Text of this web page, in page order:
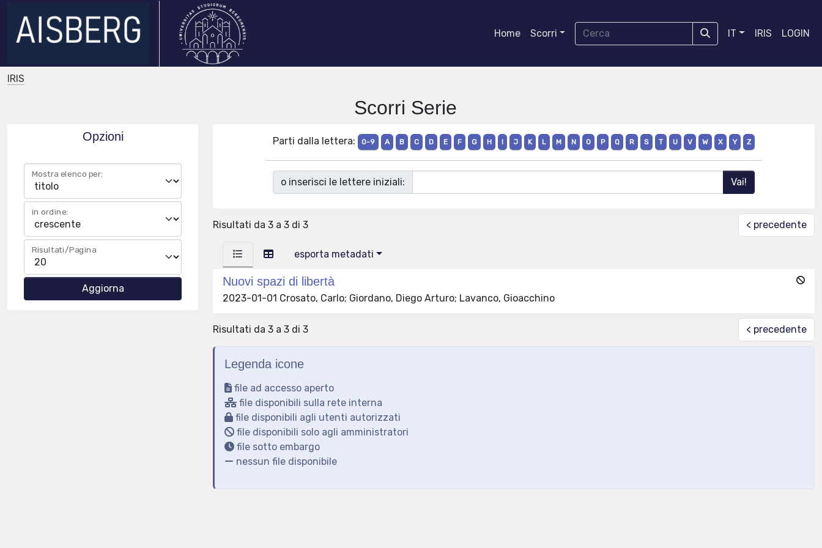
Home Scorri IT IRIS LOGIN
IRIS
Scorri Serie
Opzioni
Mostra elenco per:
in ordine:
Risultati/Pagina
Parti dalla lettera: 0-9 A B C D E F G H I J K L M N O P Q R S T U V W X Y Z
o inserisci le lettere iniziali:
Risultati da 3 a 3 di 3 < precedente
esporta metadati
Nuovi spazi di libertà
2023-01-01 Crosato, Carlo; Giordano, Diego Arturo; Lavanco, Gioacchino
Risultati da 3 a 3 di 3 < precedente
Legenda icone
file ad accesso aperto
file disponibili sulla rete interna
file disponibili agli utenti autorizzati
file disponibili solo agli amministratori
file sotto embargo
nessun file disponibile